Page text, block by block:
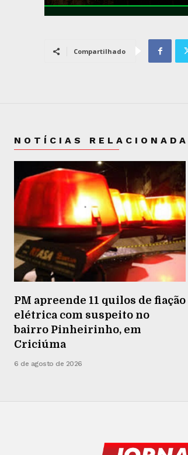
Compartilhado
NOTÍCIAS
PM apreende 11 quilos de fiação
elétrica com suspeito no
bairro Pinheirinho, em
Criciúma
6 de agosto de 2026